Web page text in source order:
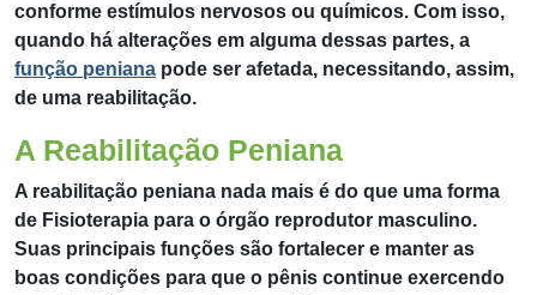
conforme estímulos nervosos ou químicos. Com isso,
quando há alterações em alguma dessas partes, a
função peniana pode ser afetada, necessitando, assim,
de uma reabilitação.
A Reabilitação Peniana
A reabilitação peniana nada mais é do que uma forma
de Fisioterapia para o órgão reprodutor masculino.
Suas principais funções são fortalecer e manter as
boas condições para que o pênis continue exercendo